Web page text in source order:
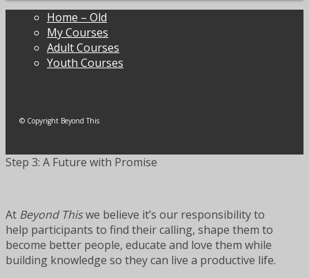
Home – Old
My Courses
Adult Courses
Youth Courses
© Copyright Beyond This
Step 3: A Future with Promise
At Beyond Thiswe believe it’s our responsibility to
help participants to find their calling, shape them to
become better people, educate and love them while
building knowledge so they can live a productive life.